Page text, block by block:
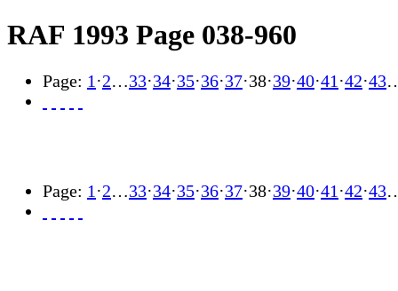
RAF 1993 Page 038-960
Page: 1 ·2…33·34·35·36·37·38·39·40·41 ·42·43
Page: 1 ·2…33·34·35·36·37·38·39·40·41 ·42·43